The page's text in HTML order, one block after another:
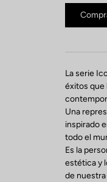
La serie
éxitos que
Una
inspirado
todo el
Es la
estética y
de nuestra